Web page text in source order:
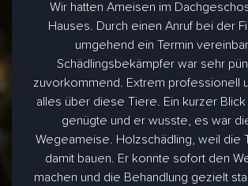
Wir hatten Ameisen im
Hauses. Durch einen Anruf bei der
umgehend ein Termin
Schädlingsbekämpfer war sehr
zuvorkommend. Extrem professionell
alles über diese Tiere. Ein kurzer
genügte und er wusste, es war
Wegeameise. Holzschädling, weil die
damit bauen. Er konnte sofort den
machen und die Behandlung gezielt